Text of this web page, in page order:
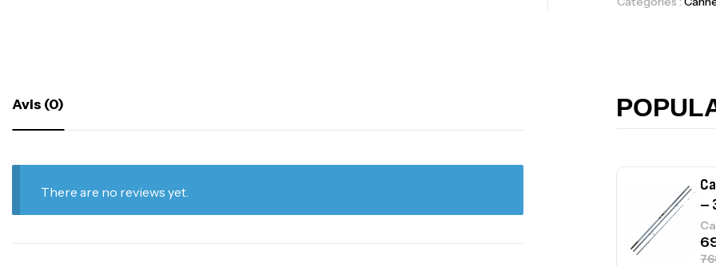
Avis (0)
There are no reviews yet.
–